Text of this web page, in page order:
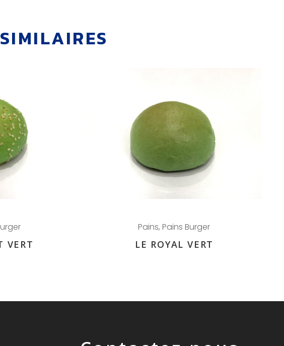
VERT
Pains,Pains Burger
LE ROYAL VERT